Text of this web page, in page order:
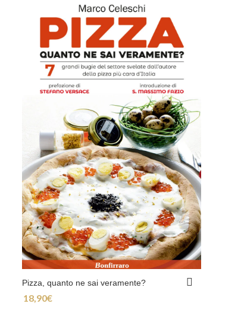
Pizza, quanto ne sai veramente?
18,90€